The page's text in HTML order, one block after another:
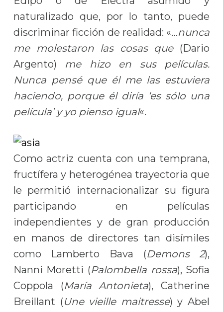
naturalizado que, por lo tanto, puede
discriminar ficción de realidad: «…nunca
me molestaron las cosas que (Dario
Argento) me hizo en sus películas.
Nunca pensé que él me las estuviera
haciendo, porque él diría ‘es sólo una
película’ y yo pienso igual«.
Como actriz cuenta con una temprana,
fructífera y heterogénea trayectoria que
le permitió internacionalizar su figura
participando en películas
independientes y de gran producción
en manos de directores tan disímiles
como Lamberto Bava (Demons 2),
Nanni Moretti (Palombella rossa), Sofia
Coppola (María Antonieta), Catherine
Breillant (Une vieille maitresse) y Abel